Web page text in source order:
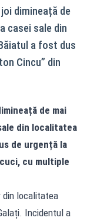
dimineață de
casei sale din
a fost dus
Cincu” din
de mai
din localitatea
de urgență la
cu multiple
din localitatea
Incidentul a